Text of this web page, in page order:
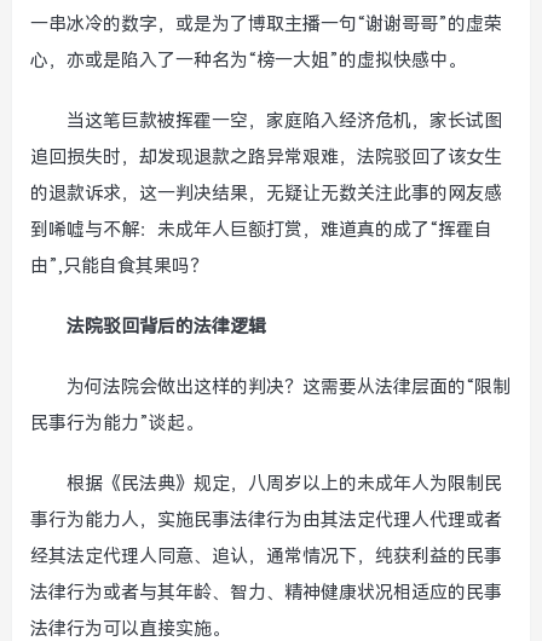
一串冰冷的数字，或是为了博取主播一句“谢谢哥哥”的虚荣
心，亦或是陷入了一种名为“榜一大姐”的虚拟快感中。
当这笔巨款被挥霍一空，家庭陷入经济危机，家长试图
追回损失时，却发现退款之路异常艰难，法院驳回了该女生
的退款诉求，这一判决结果，无疑让无数关注此事的网友感
到唏嘘与不解：未成年人巨额打赏，难道真的成了“挥霍自
由”,只能自食其果吗？
法院驳回背后的法律逻辑
为何法院会做出这样的判决？这需要从法律层面的“限制
民事行为能力”谈起。
根据《民法典》规定，八周岁以上的未成年人为限制民
事行为能力人，实施民事法律行为由其法定代理人代理或者
经其法定代理人同意、追认，通常情况下，纯获利益的民事
法律行为或者与其年龄、智力、精神健康状况相适应的民事
法律行为可以直接实施。